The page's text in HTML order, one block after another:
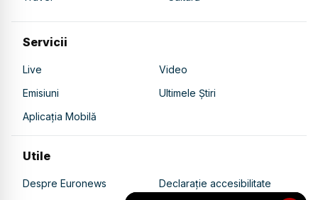
Servicii
Live
Video
Emisiuni
Ultimele Știri
Aplicația Mobilă
Utile
Despre Euronews Declarație accesibilitate